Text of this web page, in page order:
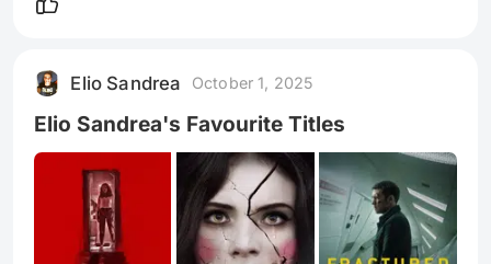
Elio Sandrea October 1, 2025
Elio Sandrea's Favourite Titles